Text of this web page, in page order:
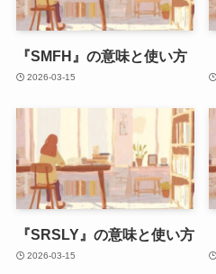
『SMFH』の意味と使い方
2026-03-15
『SRSLY』の意味と使い方
2026-03-15